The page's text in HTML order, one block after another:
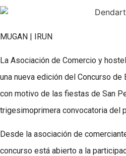
MUGAN | IRUN
La Asociación de Comercio y
una nueva edición del Concurso de
con motivo de las fiestas de San
trigesimoprimera convocatoria del
Desde la asociación de
concurso está abierto a la